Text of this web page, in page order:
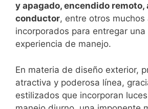
y apagado, encendido remoto,
conductor, entre otros muchos
incorporados para entregar
experiencia de manejo.
En materia de diseño exterior,
atractiva y poderosa línea,
estilizados que incorporan